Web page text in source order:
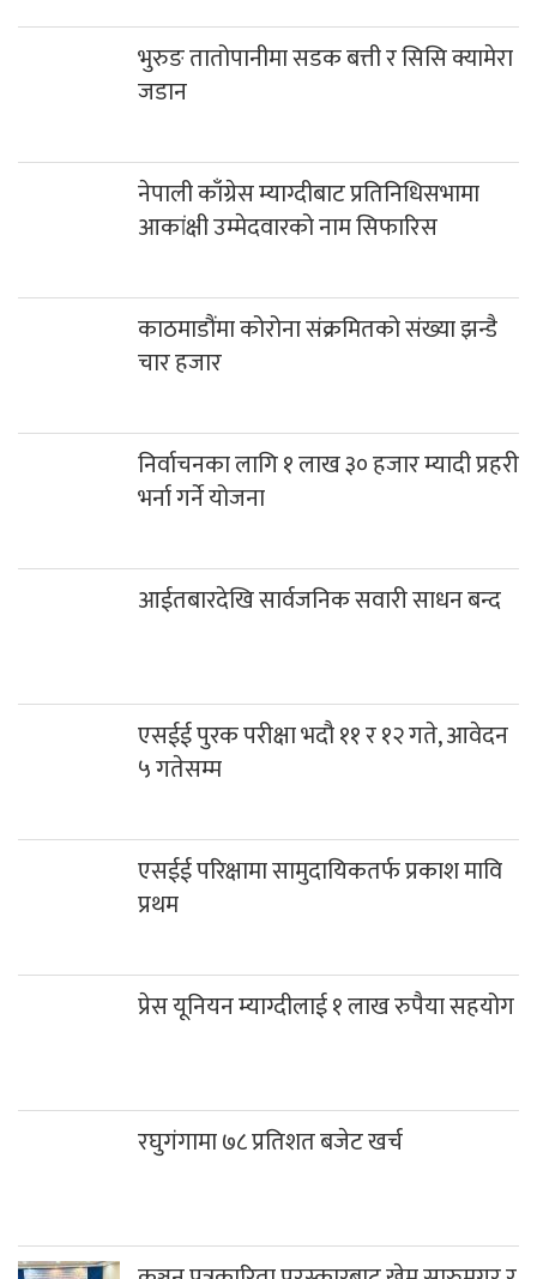
भुरुङ तातोपानीमा सडक बत्ती र सिसि क्यामेरा
जडान
नेपाली काँग्रेस म्याग्दीबाट प्रतिनिधिसभामा
आकांक्षी उम्मेदवारको नाम सिफारिस
काठमाडौंमा कोरोना संक्रमितको संख्या झन्डै
चार हजार
निर्वाचनका लागि १ लाख ३० हजार म्यादी प्रहरी
भर्ना गर्ने योजना
आईतबारदेखि सार्वजनिक सवारी साधन बन्द
एसईई पुरक परीक्षा भदौ ११ र १२ गते, आवेदन
५ गतेसम्म
एसईई परिक्षामा सामुदायिकतर्फ प्रकाश मावि
प्रथम
प्रेस यूनियन म्याग्दीलाई १ लाख रुपैया सहयोग
रघुगंगामा ७८ प्रतिशत बजेट खर्च